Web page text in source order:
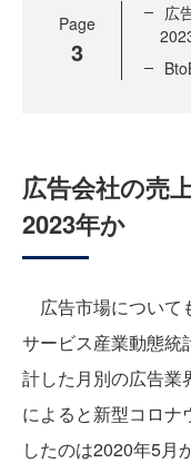
Page
3
広
広告会社の売
2023年か
広告市場について
サービス産業動態統
計した月別の広告業
によると新型コロナ
したのは2020年5月